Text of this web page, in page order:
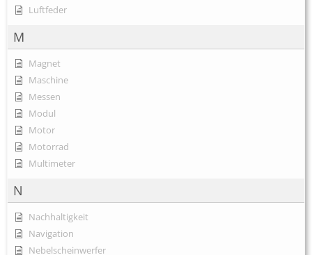
Luftfeder
M
Magnet
Maschine
Messen
Modul
Motor
Motorrad
Multimeter
N
Nachhaltigkeit
Navigation
Nebelscheinwerfer